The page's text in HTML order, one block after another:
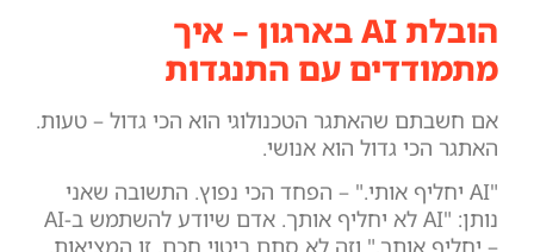
הובלת AI בארגון – איך
מתמודדים עם התנגדות
אם חשבתם שהאתגר הטכנולוגי הוא הכי גדול – טעות.
האתגר הכי גדול הוא אנושי.
"AI יחליף אותי." – הפחד הכי נפוץ. התשובה שאני
נותן: "AI לא יחליף אותך. אדם שיודע להשתמש ב-AI